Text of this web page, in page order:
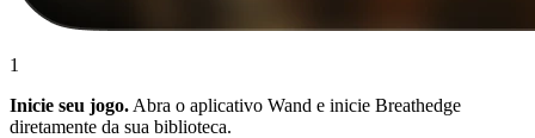
1
Inicie seu jogo. Abra o aplicativo Wand e inicie Breathedge
diretamente da sua biblioteca.